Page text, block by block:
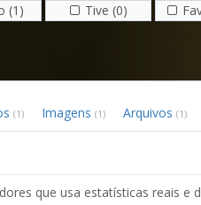
(1) Tive (0)
(1) Imagens (1) Arquivos (1)
que usa estatísticas reais e